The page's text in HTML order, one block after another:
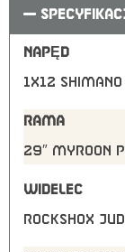
NAPĘD
1X12 SHIMANO
RAMA
29″ Myroon
WIDELEC
RockShox